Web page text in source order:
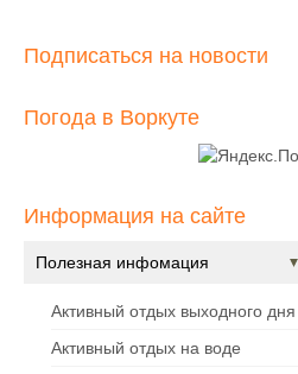
Подписаться на новости
Погода в Воркуте
Информация на сайте
Полезная инфомация
Активный отдых выходного дня
Активный отдых на воде